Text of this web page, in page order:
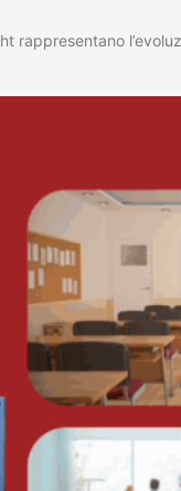
rappresentano